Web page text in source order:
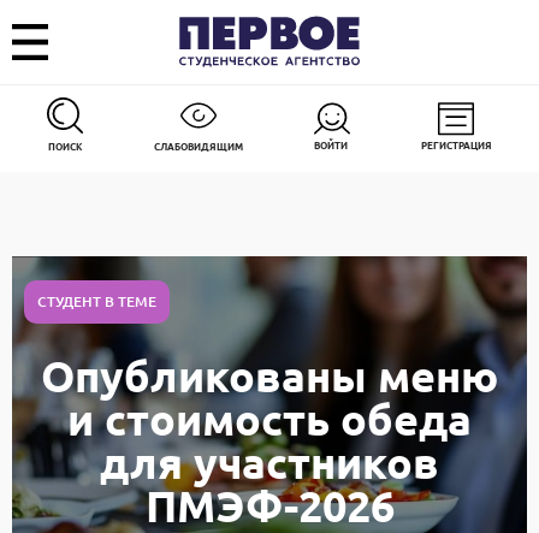
ПОИСК СЛАБОВИДЯЩИМ ВОЙТИ РЕГИСТРАЦИЯ
СТУДЕНТ В ТЕМЕ
Опубликованы меню
и стоимость обеда
для участников
ПМЭФ-2026